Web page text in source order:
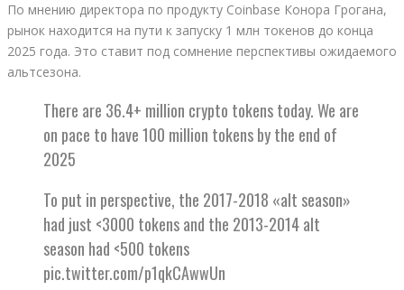
По мнению директора по продукту Coinbase Конора Грогана,
рынок находится на пути к запуску 1 млн токенов до конца
2025 года. Это ставит под сомнение перспективы ожидаемого
альтсезона.
There are 36.4+ million crypto tokens today. We are
on pace to have 100 million tokens by the end of
2025
To put in perspective, the 2017-2018 «alt season»
had just <3000 tokens and the 2013-2014 alt
season had <500 tokens
pic.twitter.com/p1qkCAwwUn